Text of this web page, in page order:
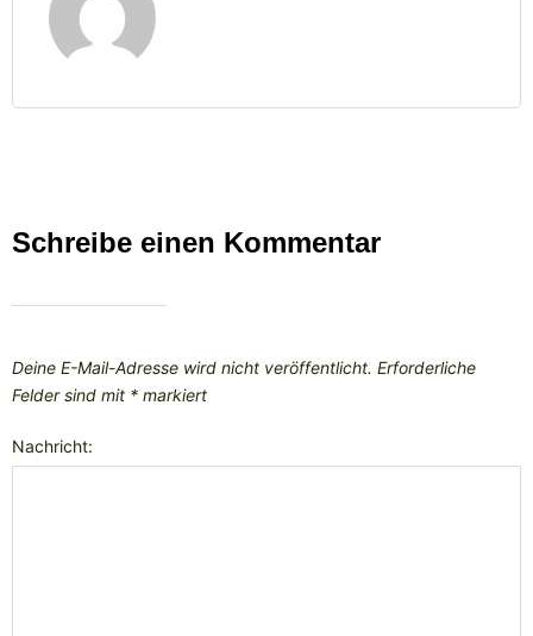
Schreibe einen Kommentar
Deine E-Mail-Adresse wird nicht veröffentlicht. Erforderliche
Felder sind mit * markiert
Nachricht: